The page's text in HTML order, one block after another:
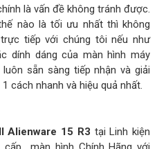
là vấn đề không tránh được.
nào là tối ưu nhất thì không
tiếp với chúng tôi nếu như
dính dáng của màn hình máy
luôn sẵn sàng tiếp nhận và giải
cách nhanh và hiệu quả nhất.
Alienware 15 R3 tại Linh kiện